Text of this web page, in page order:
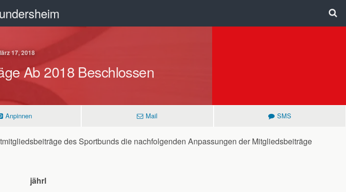
17, 2018
Ab 2018 Beschlossen
Anpinnen Mail SMS
des Sportbunds die nachfolgenden Anpassungen der Mitgliedsbeiträge
jährl